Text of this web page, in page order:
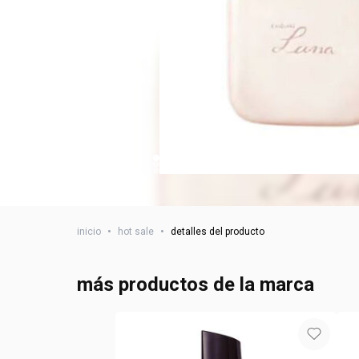
inicio • hot sale • detalles del producto
más productos de la marca